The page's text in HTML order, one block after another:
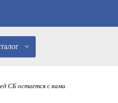
СБ остается с вами